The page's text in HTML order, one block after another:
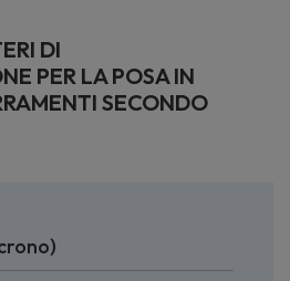
DI
PER LA POSA IN
SECONDO